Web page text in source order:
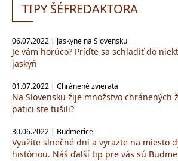
TIPY ŠÉFREDAKTORA
06.07.2022 | Jaskyne na Slovensku
Je vám horúco? Príďte sa schladiť do
jaskýň
01.07.2022 | Chránené zvieratá
Na Slovensku žije množstvo chránených
pätici ste tušili?
30.06.2022 | Budmerice
Využite slnečné dni a vyrazte na miesto
históriou. Náš ďalší tip pre vás sú